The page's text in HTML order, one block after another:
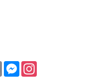
Email Messenger